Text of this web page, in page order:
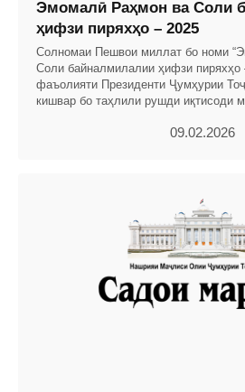
Эмомалӣ Раҳмон ва Соли
ҳифзи пиряхҳо – 2025
Солномаи Пешвои миллат бо номи
Соли байналмилалии ҳифзи пиряхҳо
фаъолияти Президенти Ҷумҳурии
кишвар бо таҳлили рушди иқтисоди
09.02.2026